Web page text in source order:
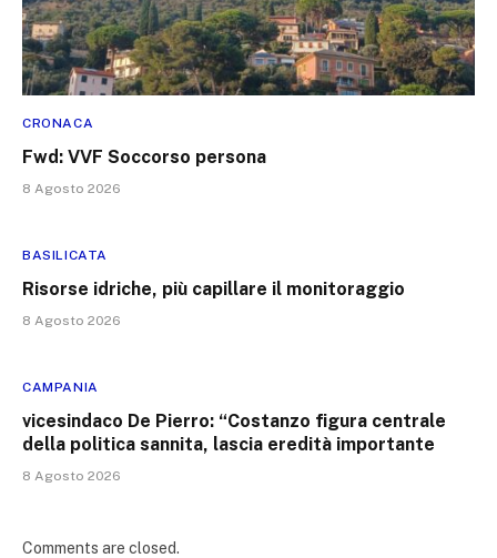
CRONACA
Fwd: VVF Soccorso persona
8 Agosto 2026
BASILICATA
Risorse idriche, più capillare il monitoraggio
8 Agosto 2026
CAMPANIA
vicesindaco De Pierro: “Costanzo figura centrale
della politica sannita, lascia eredità importante
8 Agosto 2026
Comments are closed.